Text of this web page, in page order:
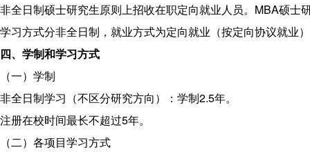
非全日制硕士研究生原则上招收在职定向就业人员。MBA硕士
学习方式分非全日制，就业方式为定向就业（按定向协议就业
四、学制和学习方式
（一）学制
非全日制学习（不区分研究方向）：学制2.5年。
注册在校时间最长不超过5年。
（二）各项目学习方式